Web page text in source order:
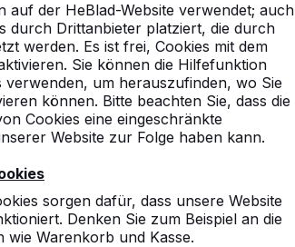
auf der HeBlad-Website verwendet; auch
durch Drittanbieter platziert, die durch
werden. Es ist frei, Cookies mit dem
Sie können die Hilfefunktion
verwenden, um herauszufinden, wo Sie
können. Bitte beachten Sie, dass die
Cookies eine eingeschränkte
Website zur Folge haben kann.
sorgen dafür, dass unsere Website
Denken Sie zum Beispiel an die
wie Warenkorb und Kasse.